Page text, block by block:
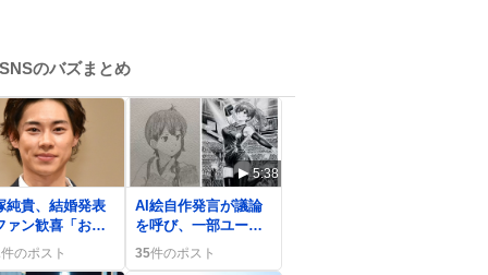
SNSのバズまとめ
純貴、結婚発表
ァン歓喜「おめ
う！」の声が続
福の嵐
件のポスト
5:38
AI絵自作発言が議論
を呼び、一部ユーザ
ーから批判の声が上
がる
35件のポスト